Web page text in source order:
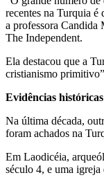
recentes na Turquia é
a professora Candida
The Independent.
Ela destacou que a
cristianismo
Evidências
Na última década,
foram achados na
Em Laodicéia,
século 4, e uma igreja